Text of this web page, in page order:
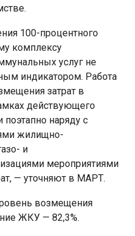
100-процентного
комплексу
услуг не
индикатором. Работа
затрат в
действующего
поэтапно наряду с
жилищно-
и
мероприятиями
— уточняют в МАРТ.
возмещения
ЖКУ — 82,3%.